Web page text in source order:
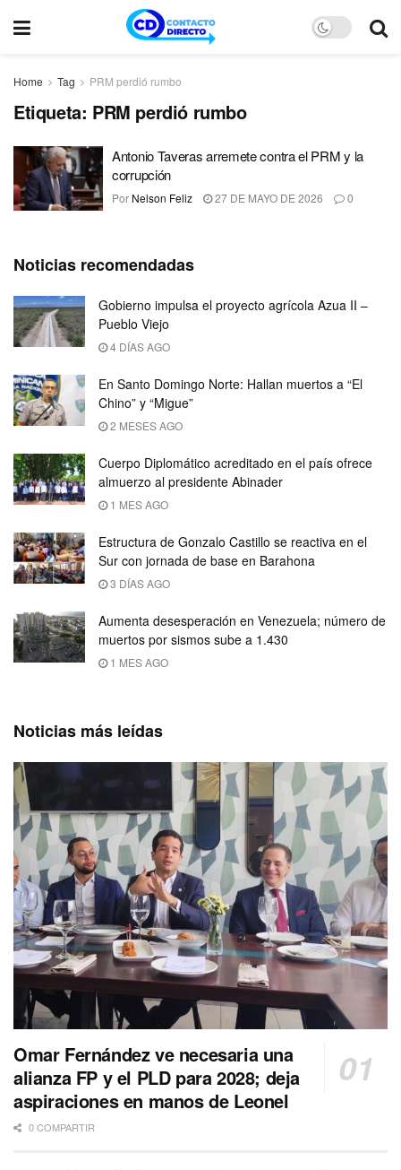
Home Tag PRM perdió rumbo
Etiqueta: PRM perdió rumbo
Antonio Taveras arremete contra el PRM y la
corrupción
Por Nelson Feliz 27 DE MAYO DE 2026 0
Noticias recomendadas
Gobierno impulsa el proyecto agrícola Azua II –
Pueblo Viejo
4 DÍAS AGO
En Santo Domingo Norte: Hallan muertos a “El
Chino” y “Migue”
2 MESES AGO
Cuerpo Diplomático acreditado en el país ofrece
almuerzo al presidente Abinader
1 MES AGO
Estructura de Gonzalo Castillo se reactiva en el
Sur con jornada de base en Barahona
3 DÍAS AGO
Aumenta desesperación en Venezuela; número de
muertos por sismos sube a 1.430
1 MES AGO
Noticias más leídas
Omar Fernández ve necesaria una
alianza FP y el PLD para 2028; deja
aspiraciones en manos de Leonel
0 COMPARTIR